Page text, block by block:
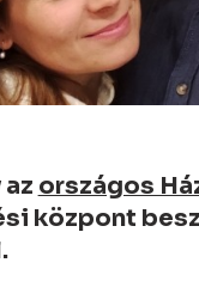
országos
központ